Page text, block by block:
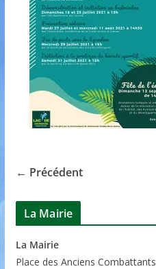
← Précédent
La Mairie
La Mairie
Place des Anciens Combattants